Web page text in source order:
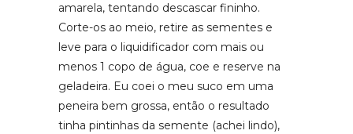
amarela, tentando descascar fininho.
Corte-os ao meio, retire as sementes e
leve para o liquidificador com mais ou
menos 1 copo de água, coe e reserve na
geladeira. Eu coei o meu suco em uma
peneira bem grossa, então o resultado
tinha pintinhas da semente (achei lindo),